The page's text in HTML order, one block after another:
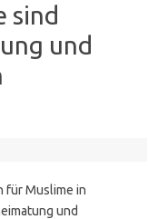
sind
und
für Muslime in
und